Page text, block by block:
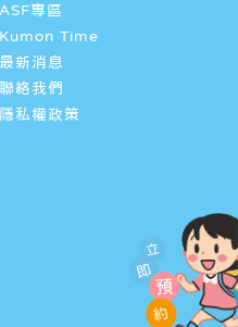
立
即
預
約
ASF專區
Kumon Time
最新消息
聯絡我們
隱私權政策